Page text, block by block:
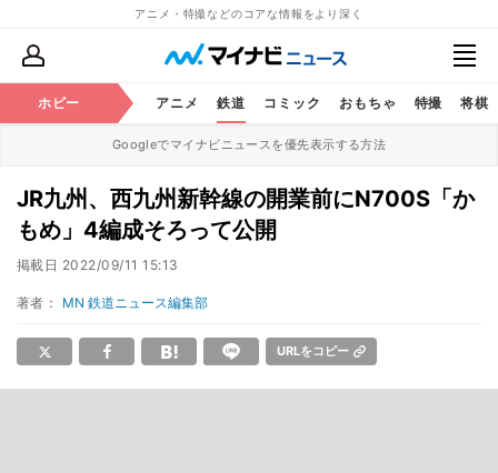
アニメ・特撮などのコアな情報をより深く
ホビー アニメ 鉄道 コミック おもちゃ 特撮 将棋
Googleでマイナビニュースを優先表示する方法
JR九州、西九州新幹線の開業前にN700S「か
もめ」4編成そろって公開
掲載日 2022/09/11 15:13
著者： MN 鉄道ニュース編集部
URLをコピー